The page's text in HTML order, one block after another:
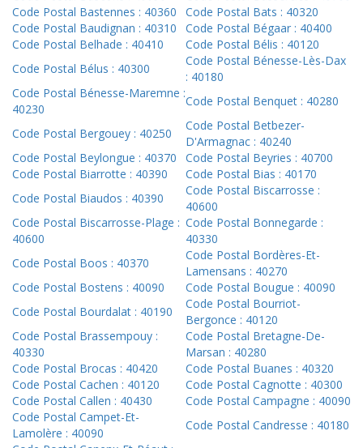
Code Postal Bastennes : 40360
Code Postal Bats : 40320
Code Postal Baudignan : 40310
Code Postal Bégaar : 40400
Code Postal Belhade : 40410
Code Postal Bélis : 40120
Code Postal Bélus : 40300
Code Postal Bénesse-Lès-Dax
: 40180
Code Postal Bénesse-Maremne :
40230
Code Postal Benquet : 40280
Code Postal Bergouey : 40250
Code Postal Betbezer-
D'Armagnac : 40240
Code Postal Beylongue : 40370
Code Postal Beyries : 40700
Code Postal Biarrotte : 40390
Code Postal Bias : 40170
Code Postal Biaudos : 40390
Code Postal Biscarrosse :
40600
Code Postal Biscarrosse-Plage :
40600
Code Postal Bonnegarde :
40330
Code Postal Boos : 40370
Code Postal Bordères-Et-
Lamensans : 40270
Code Postal Bostens : 40090
Code Postal Bougue : 40090
Code Postal Bourdalat : 40190
Code Postal Bourriot-
Bergonce : 40120
Code Postal Brassempouy :
40330
Code Postal Bretagne-De-
Marsan : 40280
Code Postal Brocas : 40420
Code Postal Buanes : 40320
Code Postal Cachen : 40120
Code Postal Cagnotte : 40300
Code Postal Callen : 40430
Code Postal Campagne : 40090
Code Postal Campet-Et-
Lamolère : 40090
Code Postal Candresse : 40180